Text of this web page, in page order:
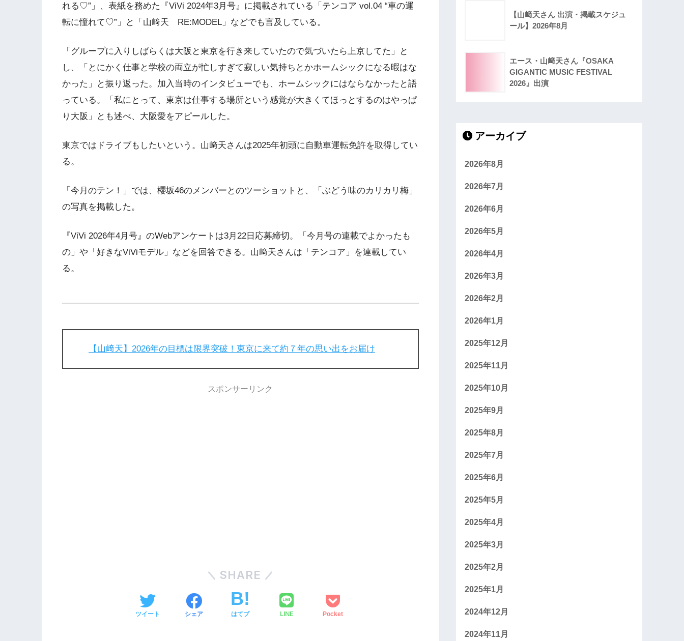
れる♡”」、表紙を務めた『ViVi 2024年3月号』に掲載されている「テンコア vol.04 “車の運
転に憧れて♡”」と「山﨑天 RE:MODEL」などでも言及している。
「グループに入りしばらくは大阪と東京を行き来していたので気づいたら上京してた」と
し、「とにかく仕事と学校の両立が忙しすぎて寂しい気持ちとかホームシックになる暇はな
かった」と振り返った。加入当時のインタビューでも、ホームシックにはならなかったと語
っている。「私にとって、東京は仕事する場所という感覚が大きくてほっとするのはやっぱ
り大阪」とも述べ、大阪愛をアピールした。
東京ではドライブもしたいという。山﨑天さんは2025年初頭に自動車運転免許を取得してい
る。
「今月のテン！」では、櫻坂46のメンバーとのツーショットと、「ぶどう味のカリカリ梅」
の写真を掲載した。
『ViVi 2026年4月号』のWebアンケートは3月22日応募締切。「今月号の連載でよかったも
の」や「好きなViViモデル」などを回答できる。山﨑天さんは「テンコア」を連載してい
る。
【山﨑天】2026年の目標は限界突破！東京に来て約７年の思い出をお届け
スポンサーリンク
SHARE
ツイート シェア はてブ LINE Pocket
【山﨑天さん 出演・掲載スケジュ
ール】2026年8月
エース・山﨑天さん『OSAKA
GIGANTIC MUSIC FESTIVAL
2026』出演
アーカイブ
2026年8月
2026年7月
2026年6月
2026年5月
2026年4月
2026年3月
2026年2月
2026年1月
2025年12月
2025年11月
2025年10月
2025年9月
2025年8月
2025年7月
2025年6月
2025年5月
2025年4月
2025年3月
2025年2月
2025年1月
2024年12月
2024年11月